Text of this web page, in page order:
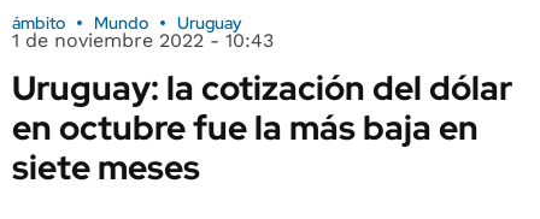
ámbito Mundo Uruguay
1 de noviembre 2022 - 10:43
Uruguay: la cotización del dólar
en octubre fue la más baja en
siete meses